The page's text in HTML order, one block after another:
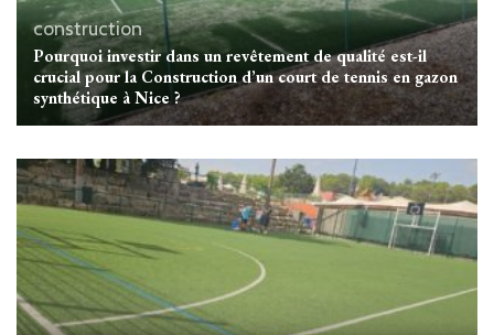
construction
Pourquoi investir dans un revêtement de qualité est-il
crucial pour la Construction d’un court de tennis en gazon
synthétique à Nice ?